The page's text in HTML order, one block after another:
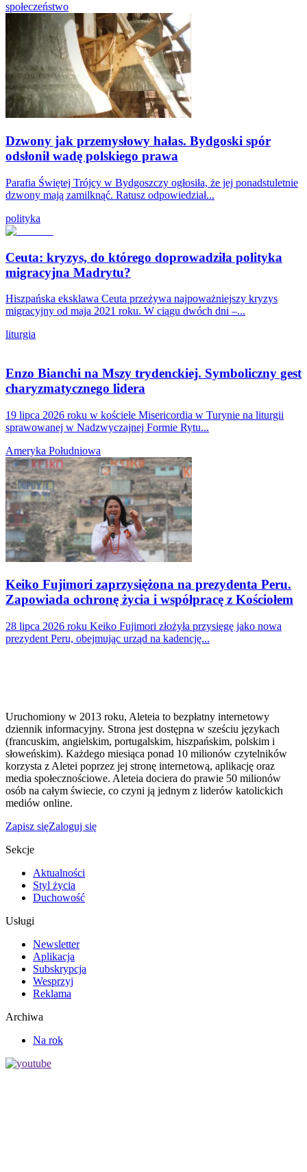
społeczeństwo
Dzwony jak przemysłowy hałas. Bydgoski spór
odsłonił wadę polskiego prawa
Parafia Świętej Trójcy w Bydgoszczy ogłosiła, że jej ponadstuletnie
dzwony mają zamilknąć. Ratusz odpowiedział...
polityka
Ceuta: kryzys, do którego doprowadziła polityka
migracyjna Madrytu?
Hiszpańska eksklawa Ceuta przeżywa najpoważniejszy kryzys
migracyjny od maja 2021 roku. W ciągu dwóch dni –...
liturgia
Enzo Bianchi na Mszy trydenckiej. Symboliczny gest
charyzmatycznego lidera
19 lipca 2026 roku w kościele Misericordia w Turynie na liturgii
sprawowanej w Nadzwyczajnej Formie Rytu...
Ameryka Południowa
Keiko Fujimori zaprzysiężona na prezydenta Peru.
Zapowiada ochronę życia i współpracę z Kościołem
28 lipca 2026 roku Keiko Fujimori złożyła przysięgę jako nowa
prezydent Peru, obejmując urząd na kadencję...
Uruchomiony w 2013 roku, Aleteia to bezpłatny internetowy
dziennik informacyjny. Strona jest dostępna w sześciu językach
(francuskim, angielskim, portugalskim, hiszpańskim, polskim i
słoweńskim). Każdego miesiąca ponad 10 milionów czytelników
korzysta z Aletei poprzez jej stronę internetową, aplikację oraz
media społecznościowe. Aleteia dociera do prawie 50 milionów
osób na całym świecie, co czyni ją jednym z liderów katolickich
mediów online.
Zapisz sięZaloguj się
Sekcje
Aktualności
Styl życia
Duchowość
Usługi
Newsletter
Aplikacja
Subskrypcja
Wesprzyj
Reklama
Archiwa
Na rok